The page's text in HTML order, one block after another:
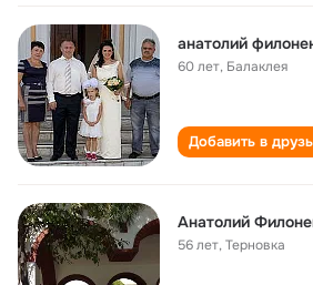
анатолий
60 лет, Балаклея
Добавить в
Анатолий
56 лет,Терновка